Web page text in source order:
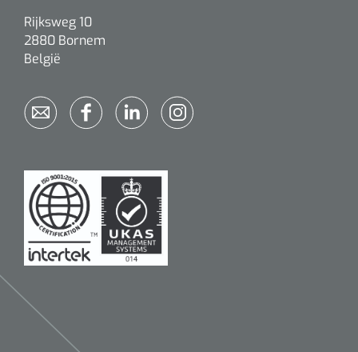
Rijksweg 10
2880 Bornem
België